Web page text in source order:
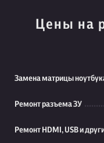
Цены на
Замена матрицы
Ремонт разъема ЗУ
Ремонт HDMI, USB и